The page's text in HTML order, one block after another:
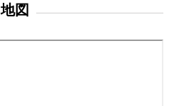
地図